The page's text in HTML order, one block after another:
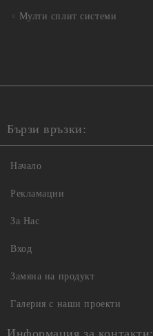
Мулти сплит системи
Бързи връзки:
Начало
Рекламации
За Нас
Вход
Замяна на продукт
Галерия с наши проекти
Информация за контакти: